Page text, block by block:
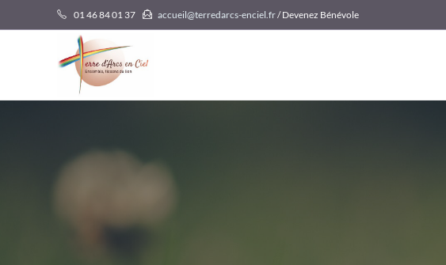
to
01 46 84 01 37 accueil@terredarcs-enciel.fr/ Devenez Bénévole